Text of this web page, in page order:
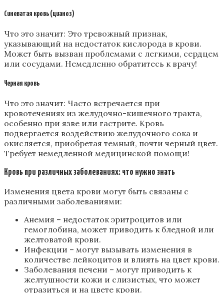
Синеватая кровь (цианоз)
Что это значит: Это тревожный признак,
указывающий на недостаток кислорода в крови.
Может быть вызван проблемами с легкими, сердцем
или сосудами. Немедленно обратитесь к врачу!
Черная кровь
Что это значит: Часто встречается при
кровотечениях из желудочно-кишечного тракта,
особенно при язве или гастрите. Кровь
подвергается воздействию желудочного сока и
окисляется, приобретая темный, почти черный цвет.
Требует немедленной медицинской помощи!
Кровь при различных заболеваниях: что нужно знать
Изменения цвета крови могут быть связаны с
различными заболеваниями:
Анемия – недостаток эритроцитов или
гемоглобина, может приводить к бледной или
желтоватой крови.
Инфекции – могут вызывать изменения в
количестве лейкоцитов и влиять на цвет крови.
Заболевания печени – могут приводить к
желтушности кожи и слизистых, что может
отразиться и на цвете крови.